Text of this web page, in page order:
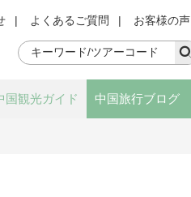
| よくあるご質問 | お客様の声
国観光ガイド 中国旅行ブログ